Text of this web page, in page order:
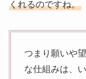
くれるのですね。
つまり願いや
な仕組みは、